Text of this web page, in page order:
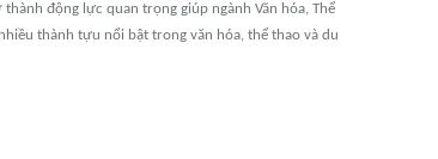
động lực quan trọng giúp ngành Văn hóa, Thể
thành tựu nổi bật trong văn hóa, thể thao và du